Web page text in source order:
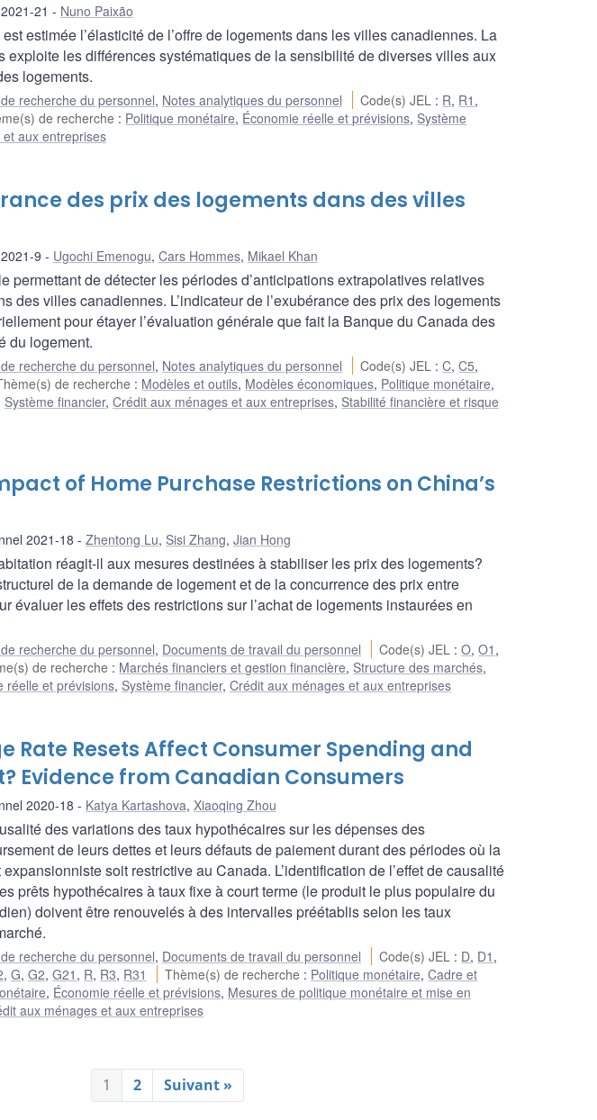
21 Nuno Paixão
estimée l’élasticité de l’offre de logements dans les villes canadiennes. La
exploite les différences systématiques de la sensibilité de diverses villes aux
logements.
recherche du personnel, Notes analytiques du personnel Code(s) JEL : R, R1 ,
de recherche : Politique monétaire, Économie réelle et prévisions, Système
aux entreprises
des prix des logements dans des villes
9 Ugochi Emenogu, Cars Hommes, Mikael Khan
permettant de détecter les périodes d’anticipations extrapolatives relatives
des villes canadiennes. L’indicateur de l’exubérance des prix des logements
pour étayer l’évaluation générale que fait la Banque du Canada des
du logement.
recherche du personnel, Notes analytiques du personnel Code(s) JEL :C,C5,
de recherche : Modèles et outils, Modèles économiques, Politique monétaire,
Système financier, Crédit aux ménages et aux entreprises, Stabilité financière et risque
of Home Purchase Restrictions on China’s
2021-18 Zhentong Lu, Sisi Zhang, Jian Hong
réagit-il aux mesures destinées à stabiliser les prix des logements?
de la demande de logement et de la concurrence des prix entre
évaluer les effets des restrictions sur l’achat de logements instaurées en
recherche du personnel, Documents de travail du personnel Code(s) JEL :O,O1 ,
de recherche : Marchés financiers et gestion financière, Structure des marchés,
réelle et prévisions, Système financier, Crédit aux ménages et aux entreprises
Rate Resets Affect Consumer Spending and
Evidence from Canadian Consumers
2020-18 Katya Kartashova, Xiaoqing Zhou
des variations des taux hypothécaires sur les dépenses des
de leurs dettes et leurs défauts de paiement durant des périodes où la
soit restrictive au Canada. L’identification de l’effet de causalité
prêts hypothécaires à taux fixe à court terme (le produit le plus populaire du
doivent être renouvelés à des intervalles préétablis selon les taux
recherche du personnel, Documents de travail du personnel Code(s) JEL : D, D1 ,
, G, G2, G21 , R, R3, R31 Thème(s) de recherche : Politique monétaire,Cadre et
, Économie réelle et prévisions, Mesures de politique monétaire et mise en
aux ménages et aux entreprises
1 2 Suivant »